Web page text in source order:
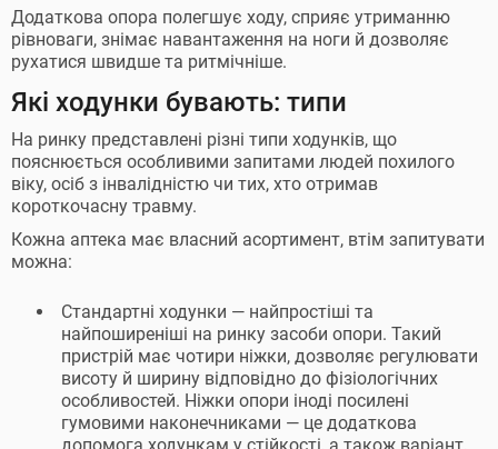
Додаткова опора полегшує ходу, сприяє утриманню
рівноваги, знімає навантаження на ноги й дозволяє
рухатися швидше та ритмічніше.
Які ходунки бувають: типи
На ринку представлені різні типи ходунків, що
пояснюється особливими запитами людей похилого
віку, осіб з інвалідністю чи тих, хто отримав
короткочасну травму.
Кожна аптека має власний асортимент, втім запитувати
можна:
Стандартні ходунки — найпростіші та
найпоширеніші на ринку засоби опори. Такий
пристрій має чотири ніжки, дозволяє регулювати
висоту й ширину відповідно до фізіологічних
особливостей. Ніжки опори іноді посилені
гумовими наконечниками — це додаткова